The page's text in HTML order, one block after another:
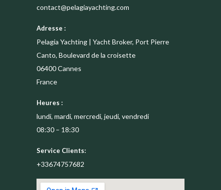
contact@pelagiayachting.com
Adresse :
Pelagia Yachting | Yacht Broker, Port Pierre
Canto, Boulevard de la croisette
06400Cannes
France
Heures :
lundi, mardi, mercredi, jeudi, vendredi
08:30 – 18:30
Service Clients:
+33674757682